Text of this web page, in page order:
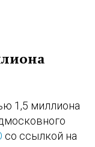
1,5 миллиона
со ссылкой на